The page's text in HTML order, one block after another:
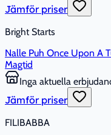
Jämför priser
Bright Starts
Nalle Puh Once Upon A
Magtid
Inga aktuella
Jämför priser
FILIBABBA